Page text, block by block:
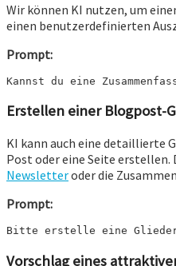
Wir können KI nutzen, um
einen benutzerdefinierten
Prompt:
Kannst du eine
Erstellen einer Blogpost-
KI kann auch eine detaillierte
Post oder eine Seite
Newsletteroder die
Prompt:
Bitte erstelle eine
Vorschlag eines